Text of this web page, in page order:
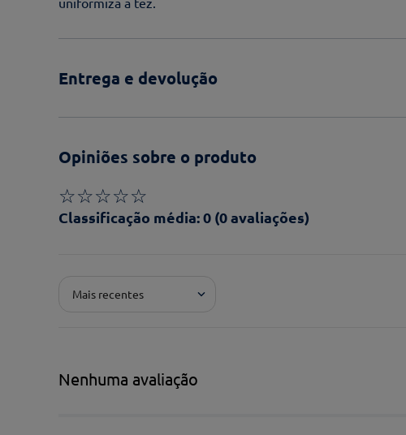
Entrega e devolução
Opiniões sobre o produto
☆☆☆☆☆
Classificação média: 0 (0 avaliações)
Pontuação*
Mais recentes
Nenhuma avaliação